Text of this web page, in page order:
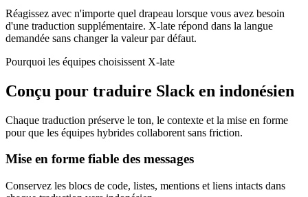
Réagissez avec n'importe quel drapeau lorsque vous avez besoin
d'une traduction supplémentaire. X-late répond dans la langue
demandée sans changer la valeur par défaut.
Pourquoi les équipes choisissent X-late
Conçu pour traduire Slack en indonésien
Chaque traduction préserve le ton, le contexte et la mise en forme
pour que les équipes hybrides collaborent sans friction.
Mise en forme fiable des messages
Conservez les blocs de code, listes, mentions et liens intacts dans